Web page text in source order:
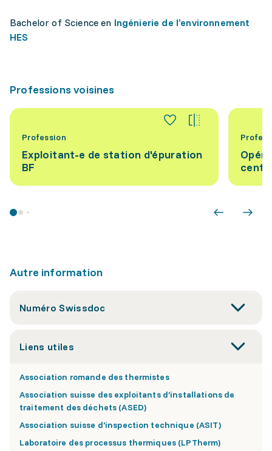
Bachelor of Science en Ingénierie de l’environnement
HES
Professions voisines
Profession
Exploitant-e de station d'épuration
BF
Autre information
Numéro Swissdoc
Liens utiles
Association romande des thermistes
Association suisse des exploitants d’installations de
traitement des déchets (ASED)
Association suisse d'inspection technique (ASIT)
Laboratoire des processus thermiques (LPTherm)